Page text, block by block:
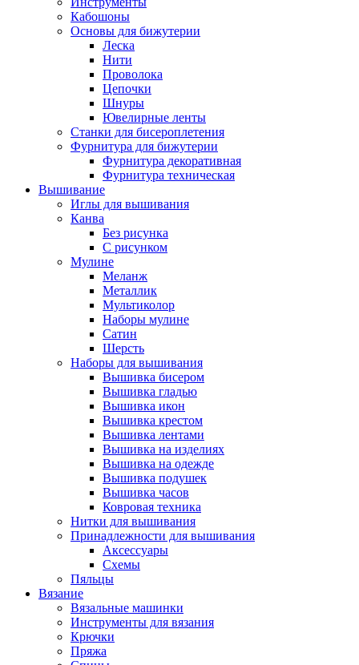
Кабошоны
Основы для бижутерии
Леска
Нити
Проволока
Цепочки
Шнуры
Ювелирные ленты
Станки для бисероплетения
Фурнитура для бижутерии
Фурнитура декоративная
Фурнитура техническая
Вышивание
Иглы для вышивания
Канва
Без рисунка
С рисунком
Мулине
Меланж
Металлик
Мультиколор
Наборы мулине
Сатин
Шерсть
Наборы для вышивания
Вышивка бисером
Вышивка гладью
Вышивка икон
Вышивка крестом
Вышивка лентами
Вышивка на изделиях
Вышивка на одежде
Вышивка подушек
Вышивка часов
Ковровая техника
Нитки для вышивания
Принадлежности для вышивания
Аксессуары
Схемы
Пяльцы
Вязание
Вязальные машинки
Инструменты для вязания
Крючки
Пряжа